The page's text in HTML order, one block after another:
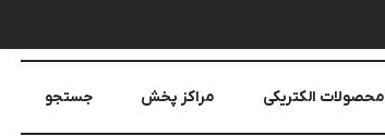
محصولات الکتریکی مراکز پخش جستجو